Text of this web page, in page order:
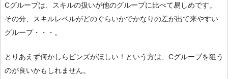
Cグループは、スキルの扱いが他のグループに比べて易しめです。
その分、スキルレベルがどのぐらいかでかなりの差が出て来やすい
グループ・・・。
とりあえず何かしらピンズがほしい！という方は、Cグループを狙う
のが良いかもしれません。